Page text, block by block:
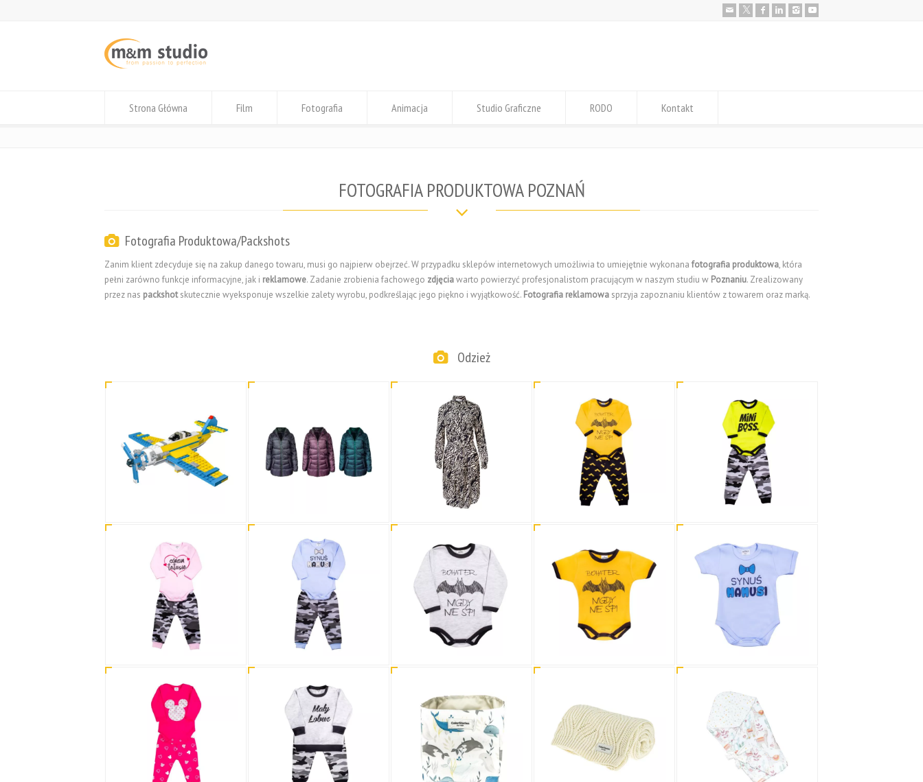
Strona Główna Film Fotografia Animacja Studio Graficzne RODO Kontakt
FOTOGRAFIA PRODUKTOWA POZNAŃ
Fotografia Produktowa/Packshots
Zanim klient zdecyduje się na zakup danego towaru, musi go najpierw obejrzeć. W przypadku sklepów internetowych umożliwia to umiejętnie wykonana fotografia produktowa, która
pełni zarówno funkcje informacyjne, jak i reklamowe. Zadanie zrobienia fachowego zdjęciawarto powierzyć profesjonalistom pracującym w naszym studiu w Poznaniu. Zrealizowany
przez nas packshotskutecznie wyeksponuje wszelkie zalety wyrobu, podkreślając jego piękno i wyjątkowość. Fotografia reklamowa sprzyja zapoznaniu klientów z towarem oraz marką.
Odzież